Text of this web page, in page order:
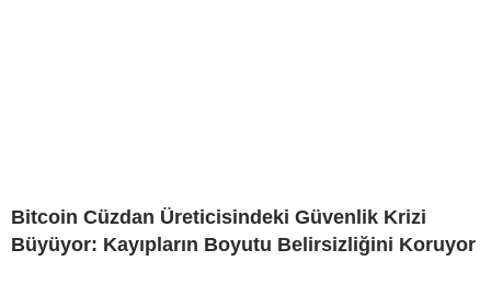
Bitcoin Cüzdan Üreticisindeki Güvenlik Krizi
Büyüyor: Kayıpların Boyutu Belirsizliğini Koruyor